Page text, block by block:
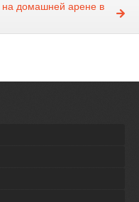
на домашней арене в